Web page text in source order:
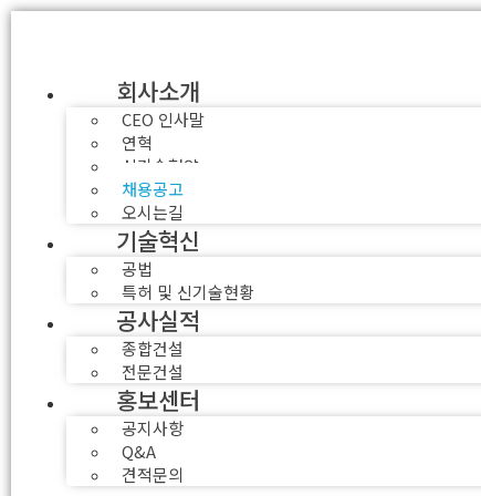
회사소개
CEO 인사말
연혁
신기술협약
채용공고
오시는길
기술혁신
공법
특허 및 신기술현황
공사실적
종합건설
전문건설
홍보센터
공지사항
Q&A
견적문의